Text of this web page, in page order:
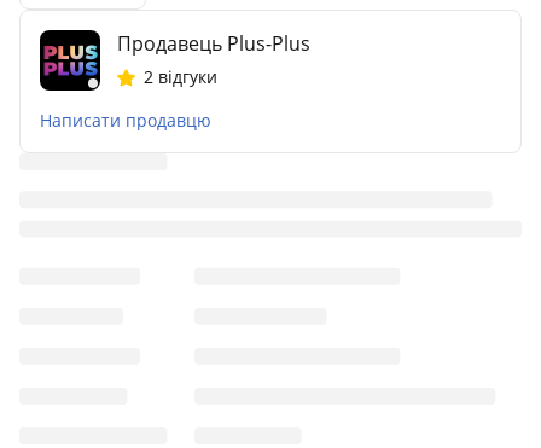
Продавець Plus-Plus
2 відгуки
Написати продавцю